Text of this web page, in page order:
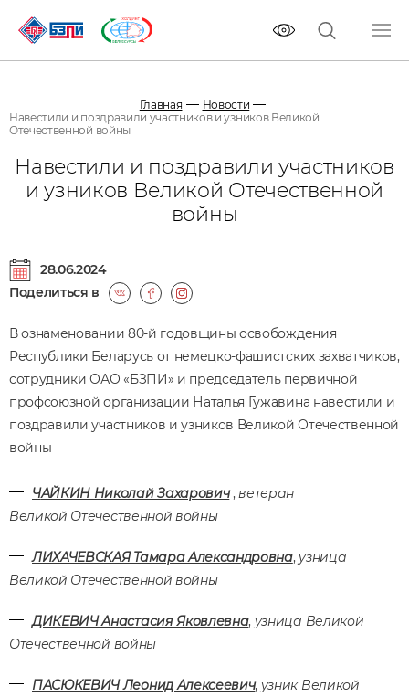
Главная
Новости
Навестили и поздравили участников и узников Великой
Отечественной войны
Навестили и поздравили участников
и узников Великой Отечественной
войны
28.06.2024
Поделиться в
В ознаменовании 80-й годовщины освобождения
Республики Беларусь от немецко-фашистских захватчиков,
сотрудники ОАО «БЗПИ» и председатель первичной
профсоюзной организации Наталья Гужавина навестили и
поздравили участников и узников Великой Отечественной
войны
ЧАЙКИН Николай Захарович,ветеран
Великой Отечественной войны
ЛИХАЧЕВСКАЯ Тамара Александровна, узница
Великой Отечественной войны
ДИКЕВИЧ Анастасия Яковлевна, узница Великой
Отечественной войны
ПАСЮКЕВИЧ Леонид Алексеевич, узник Великой